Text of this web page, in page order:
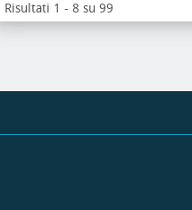
Risultati 1 - 8 su 99